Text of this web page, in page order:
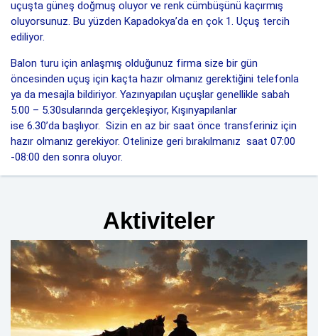
uçuşta güneş doğmuş oluyor ve renk cümbüşünü kaçırmış
oluyorsunuz. Bu yüzden Kapadokya’da en çok 1. Uçuş tercih
ediliyor.
Balon turu için anlaşmış olduğunuz firma size bir gün
öncesinden uçuş için kaçta hazır olmanız gerektiğini telefonla
ya da mesajla bildiriyor. Yazınyapılan uçuşlar genellikle sabah
5.00 – 5.30sularında gerçekleşiyor, Kışınyapılanlar
ise 6.30’da başlıyor. Sizin en az bir saat önce transferiniz için
hazır olmanız gerekiyor. Otelinize geri bırakılmanız saat 07:00
-08:00 den sonra oluyor.
Aktiviteler